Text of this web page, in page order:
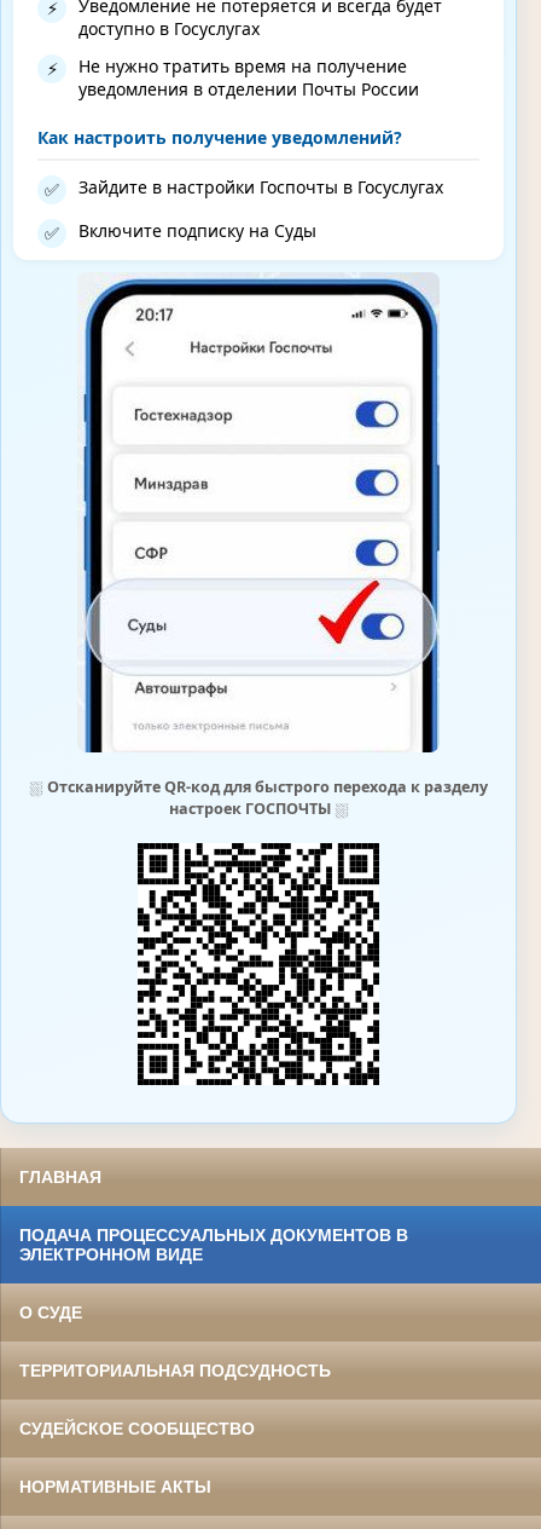
⚡
Уведомление не потеряется и всегда будет
доступно в Госуслугах
⚡
Не нужно тратить время на получение
уведомления в отделении Почты России
Как настроить получение уведомлений?
✅ Зайдите в настройки Госпочты в Госуслугах
✅ Включите подписку на Суды
⛆ Отсканируйте QR-код для быстрого перехода к разделу
настроек ГОСПОЧТЫ⛆
ГЛАВНАЯ
ПОДАЧА ПРОЦЕССУАЛЬНЫХ ДОКУМЕНТОВ В
ЭЛЕКТРОННОМ ВИДЕ
О СУДЕ
ТЕРРИТОРИАЛЬНАЯ ПОДСУДНОСТЬ
СУДЕЙСКОЕ СООБЩЕСТВО
НОРМАТИВНЫЕ АКТЫ